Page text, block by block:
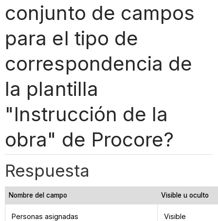
conjunto de campos
para el tipo de
correspondencia de
la plantilla
"Instrucción de la
obra" de Procore?
Respuesta
Nombre del campo Visible u oculto
Personas asignadas Visible